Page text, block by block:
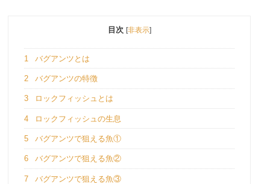
目次 [非表示]
1 バグアンツとは
2 バグアンツの特徴
3 ロックフィッシュとは
4 ロックフィッシュの生息
5 バグアンツで狙える魚①
6 バグアンツで狙える魚②
7 バグアンツで狙える魚③